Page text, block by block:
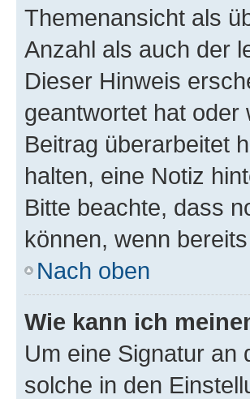
Themenansicht als
Anzahl als auch der
Dieser Hinweis
geantwortet hat oder
Beitrag überarbeitet
halten, eine Notiz
Bitte beachte, dass
können, wenn
Nach oben
Wie kann ich
Um eine Signatur an
solche in den